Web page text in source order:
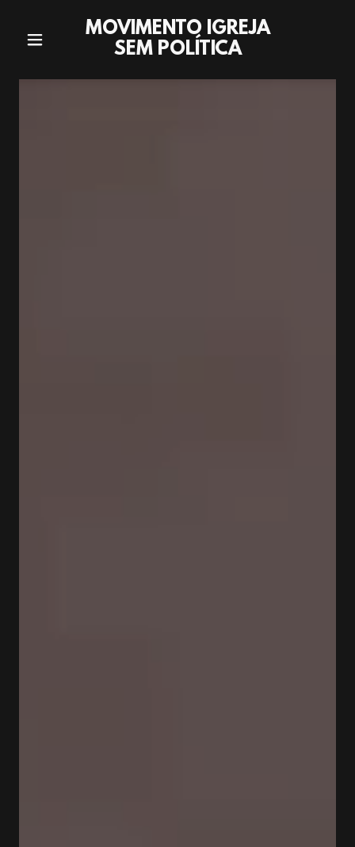
MOVIMENTO IGREJA
SEM POLÍTICA